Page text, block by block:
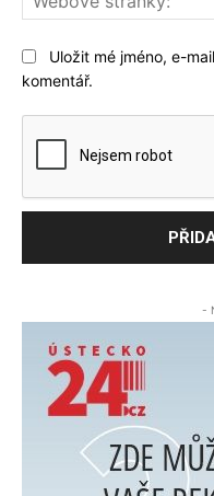
Uložit mé jméno, e-
komentář.
-